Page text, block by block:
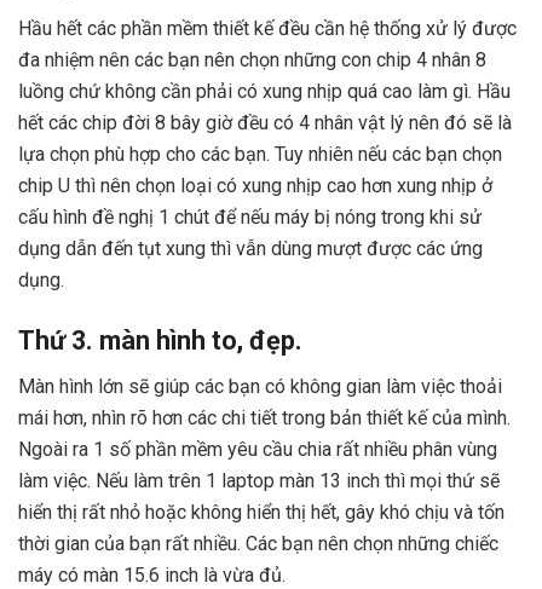
Hầu hết các phần mềm thiết kế đều cần hệ thống xử lý được
đa nhiệm nên các bạn nên chọn những con chip 4 nhân 8
luồng chứ không cần phải có xung nhịp quá cao làm gì. Hầu
hết các chip đời 8 bây giờ đều có 4 nhân vật lý nên đó sẽ là
lựa chọn phù hợp cho các bạn. Tuy nhiên nếu các bạn chọn
chip U thì nên chọn loại có xung nhịp cao hơn xung nhịp ở
cấu hình đề nghị 1 chút để nếu máy bị nóng trong khi sử
dụng dẫn đến tụt xung thì vẫn dùng mượt được các ứng
dụng.
Thứ 3. màn hình to, đẹp.
Màn hình lớn sẽ giúp các bạn có không gian làm việc thoải
mái hơn, nhìn rõ hơn các chi tiết trong bản thiết kế của mình.
Ngoài ra 1 số phần mềm yêu cầu chia rất nhiều phân vùng
làm việc. Nếu làm trên 1 laptop màn 13 inch thì mọi thứ sẽ
hiển thị rất nhỏ hoặc không hiển thị hết, gây khó chịu và tốn
thời gian của bạn rất nhiều. Các bạn nên chọn những chiếc
máy có màn 15.6 inch là vừa đủ.